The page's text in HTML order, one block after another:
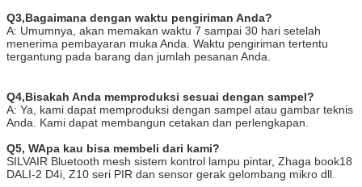
Q3,Bagaimana dengan waktu pengiriman Anda?
A: Umumnya, akan memakan waktu 7 sampai 30 hari setelah
menerima pembayaran muka Anda. Waktu pengiriman tertentu
tergantung pada barang dan jumlah pesanan Anda.
Q4,Bisakah Anda memproduksi sesuai dengan sampel?
A: Ya, kami dapat memproduksi dengan sampel atau gambar teknis
Anda. Kami dapat membangun cetakan dan perlengkapan.
Q5, WApa kau bisa membeli dari kami?
SILVAIR Bluetooth mesh sistem kontrol lampu pintar, Zhaga book18
DALI-2 D4i, Z10 seri PIR dan sensor gerak gelombang mikro dll.